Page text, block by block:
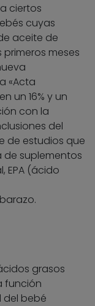
ciertos
cuyas
aceite de
meses
«Acta
un 16% y un
con la
del
de estudios que
suplementos
EPA (ácido
grasos
función
del bebé